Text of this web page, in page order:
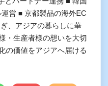
営 ■ 京都製品の海外EC
、アジアの暮らしに華
・生産者様の想いを大切
の価値をアジアへ届ける